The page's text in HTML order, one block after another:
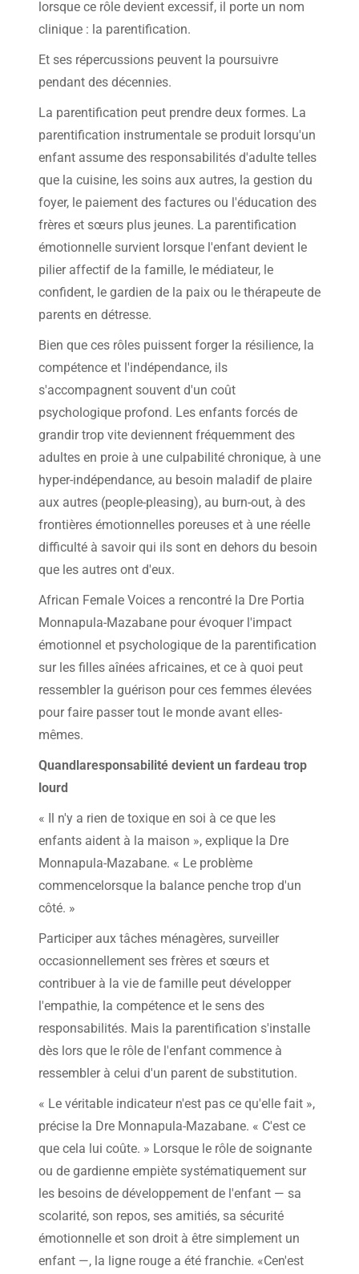
lorsque ce rôle devient excessif, il porte un nom
clinique : la parentification.
Et ses répercussions peuvent la poursuivre
pendant des décennies.
La parentification peut prendre deux formes. La
parentification instrumentale se produit lorsqu'un
enfant assume des responsabilités d'adulte telles
que la cuisine, les soins aux autres, la gestion du
foyer, le paiement des factures ou l'éducation des
frères et sœurs plus jeunes. La parentification
émotionnelle survient lorsque l'enfant devient le
pilier affectif de la famille, le médiateur, le
confident, le gardien de la paix ou le thérapeute de
parents en détresse.
Bien que ces rôles puissent forger la résilience, la
compétence et l'indépendance, ils
s'accompagnent souvent d'un coût
psychologique profond. Les enfants forcés de
grandir trop vite deviennent fréquemment des
adultes en proie à une culpabilité chronique, à une
hyper-indépendance, au besoin maladif de plaire
aux autres (people-pleasing), au burn-out, à des
frontières émotionnelles poreuses et à une réelle
difficulté à savoir qui ils sont en dehors du besoin
que les autres ont d'eux.
African Female Voices a rencontré la Dre Portia
Monnapula-Mazabane pour évoquer l'impact
émotionnel et psychologique de la parentification
sur les filles aînées africaines, et ce à quoi peut
ressembler la guérison pour ces femmes élevées
pour faire passer tout le monde avant elles-
mêmes.
Quandlaresponsabilité devient un fardeau trop
lourd
« Il n'y a rien de toxique en soi à ce que les
enfants aident à la maison », explique la Dre
Monnapula-Mazabane. « Le problème
commencelorsque la balance penche trop d'un
côté. »
Participer aux tâches ménagères, surveiller
occasionnellement ses frères et sœurs et
contribuer à la vie de famille peut développer
l'empathie, la compétence et le sens des
responsabilités. Mais la parentification s'installe
dès lors que le rôle de l'enfant commence à
ressembler à celui d'un parent de substitution.
« Le véritable indicateur n'est pas ce qu'elle fait »,
précise la Dre Monnapula-Mazabane. « C'est ce
que cela lui coûte. » Lorsque le rôle de soignante
ou de gardienne empiète systématiquement sur
les besoins de développement de l'enfant — sa
scolarité, son repos, ses amitiés, sa sécurité
émotionnelle et son droit à être simplement un
enfant —, la ligne rouge a été franchie. «Cen'est